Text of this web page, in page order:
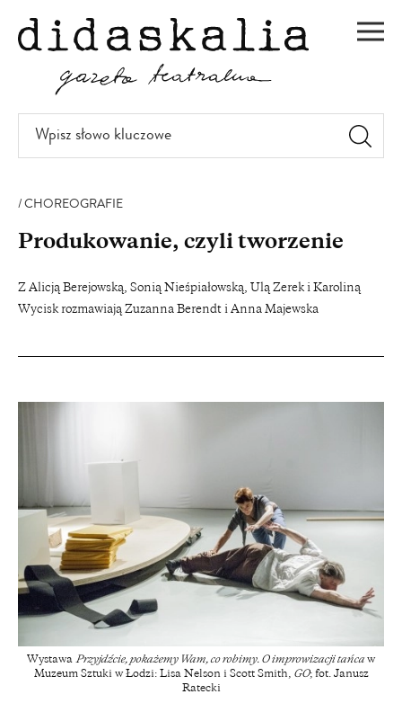
DO
TREŚCI
Wpisz
słowo
CHOREOGRAFIE
Produkowanie, czyli tworzenie
Z Alicją Berejowską, Sonią Nieśpiałowską, Ulą Zerek i Karoliną
Wycisk rozmawiają Zuzanna Berendt i Anna Majewska
Wystawa Przyjdźcie, pokażemy Wam, co robimy. O improwizacji tańcaw
Muzeum Sztuki w Łodzi: Lisa Nelson i Scott Smith, GO; fot. Janusz
Ratecki